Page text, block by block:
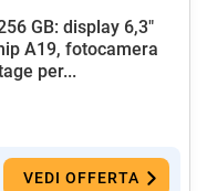
GB: display 6,3"
A19, fotocamera
per...
VEDI OFFERTA